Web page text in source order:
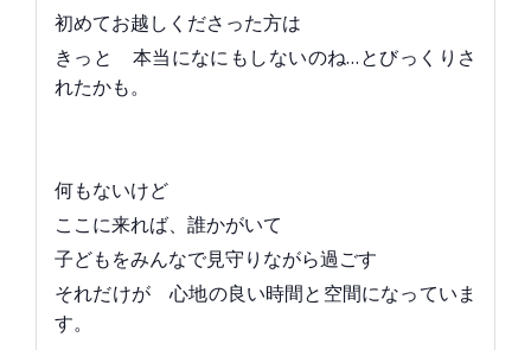
初めてお越しくださった方は
きっと 本当になにもしないのね…とびっくりさ
れたかも。
何もないけど
ここに来れば、誰かがいて
子どもをみんなで見守りながら過ごす
それだけが 心地の良い時間と空間になっていま
す。